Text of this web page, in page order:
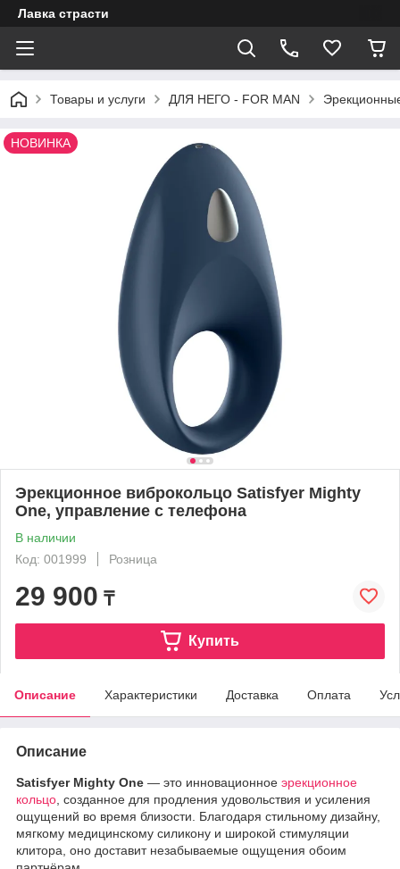
Лавка страсти
Товары и услуги ДЛЯ НЕГО - FOR MAN
НОВИНКА
Эрекционное виброкольцо Satisfyer Mighty
One, управление с телефона
В наличии
Код: 001999
Розница
29 900 ₸
Купить
Описание Характеристики Доставка Оплата
Описание
Satisfyer Mighty One — это инновационное эрекционное
кольцо , созданное для продления удовольствия и усиления
ощущений во время близости. Благодаря стильному дизайну,
мягкому медицинскому силикону и широкой стимуляции
клитора, оно доставит незабываемые ощущения обоим